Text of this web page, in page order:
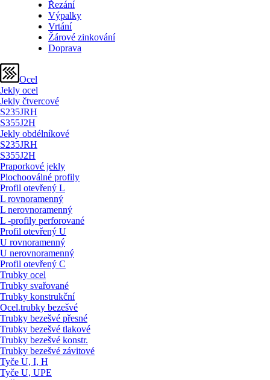
Řezání
Výpalky
Vrtání
Žárové zinkování
Doprava
Ocel
Jekly ocel
Jekly čtvercové
S235JRH
S355J2H
Jekly obdélníkové
S235JRH
S355J2H
Praporkové jekly
Plochooválné profily
Profil otevřený L
L rovnoramenný
L nerovnoramenný
L -profily perforované
Profil otevřený U
U rovnoramenný
U nerovnoramenný
Profil otevřený C
Trubky ocel
Trubky svařované
Trubky konstrukční
Ocel.trubky bezešvé
Trubky bezešvé přesné
Trubky bezešvé tlakové
Trubky bezešvé konstr.
Trubky bezešvé závitové
Tyče U, I, H
Tyče U, UPE